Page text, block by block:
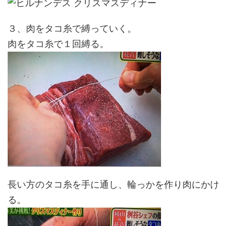
３、肉をタコ糸で縛っていく。
肉をタコ糸で１回縛る。
長い方のタコ糸を手に通し、輪っかを作り肉にかけ
る。